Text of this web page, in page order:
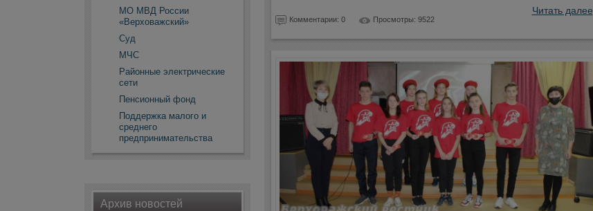
МО МВД России
«Верховажский»
Суд
МЧС
Районные электрические
сети
Пенсионный фонд
Поддержка малого и
среднего
предпринимательства
Архив новостей
Читать далее
Комментарии: 0 Просмотры: 9522